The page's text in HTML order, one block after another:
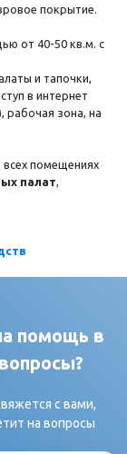
покрытие.
от 40-50 кв.м. с
и тапочки,
в интернет
рабочая зона, на
всех помещениях
палат,
помощь в
с вами,
на вопросы